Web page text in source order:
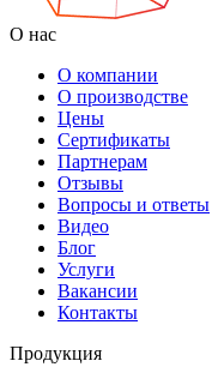
О нас
О компании
О производстве
Цены
Cертификаты
Партнерам
Отзывы
Вопросы и ответы
Видео
Блог
Услуги
Вакансии
Контакты
Продукция